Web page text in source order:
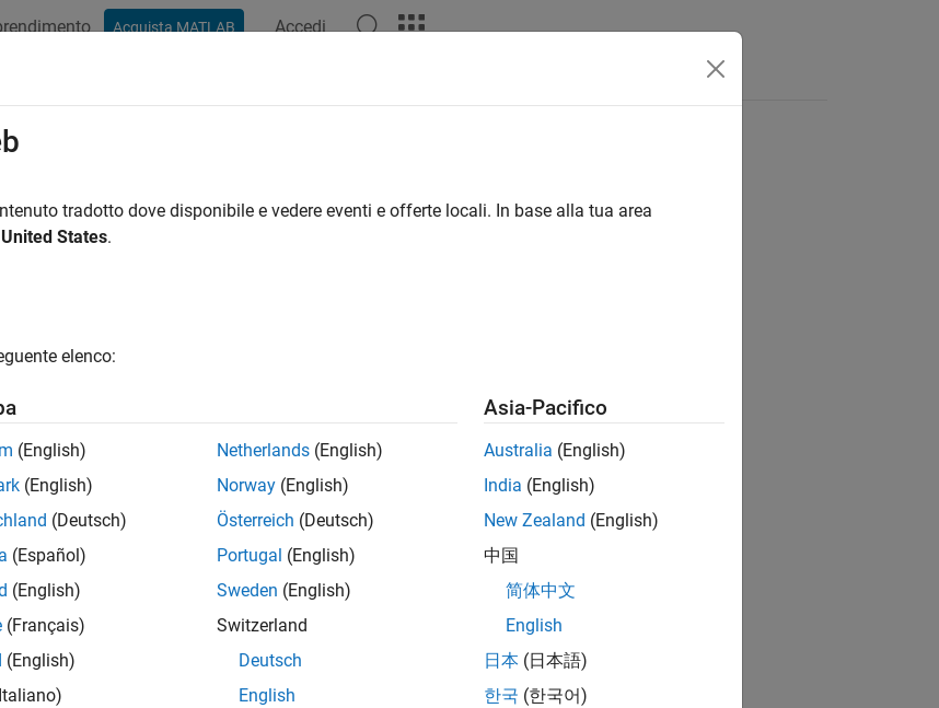
Acquista MATLAB Accedi
How useful was this information?
tradotto dove disponibile e vedere eventi e offerte locali. In base alla tua area
United States.
elenco:
(English)
(English)
(Deutsch)
(Español)
(English)
(Français)
(English)
Netherlands (English)
Norway (English)
Österreich (Deutsch)
Portugal (English)
Sweden (English)
Switzerland
Deutsch
English
Asia-Pacifico
Australia (English)
India (English)
New Zealand (English)
中国
简体中文
English
日本 (日本語)
한국 (한국어)